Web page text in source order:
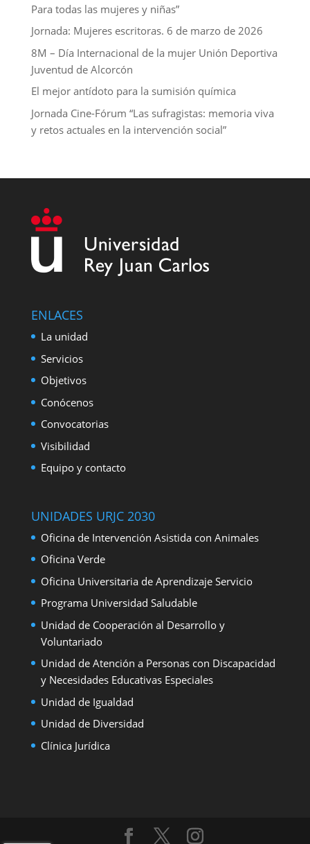
Para todas las mujeres y niñas”
Jornada: Mujeres escritoras. 6 de marzo de 2026
8M – Día Internacional de la mujer Unión Deportiva
Juventud de Alcorcón
El mejor antídoto para la sumisión química
Jornada Cine-Fórum “Las sufragistas: memoria viva
y retos actuales en la intervención social”
ENLACES
La unidad
Servicios
Objetivos
Conócenos
Convocatorias
Visibilidad
Equipo y contacto
UNIDADES URJC 2030
Oficina de Intervención Asistida con Animales
Oficina Verde
Oficina Universitaria de Aprendizaje Servicio
Programa Universidad Saludable
Unidad de Cooperación al Desarrollo y
Voluntariado
Unidad de Atención a Personas con Discapacidad
y Necesidades Educativas Especiales
Unidad de Igualdad
Unidad de Diversidad
Clínica Jurídica